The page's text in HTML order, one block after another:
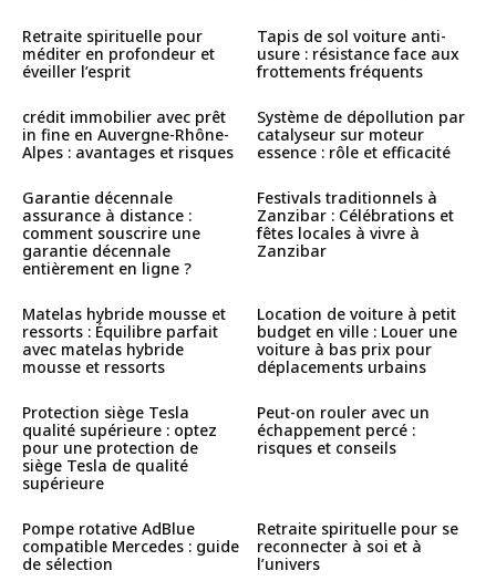
Retraite spirituelle pour
méditer en profondeur et
éveiller l’esprit
Tapis de sol voiture anti-
usure : résistance face aux
frottements fréquents
crédit immobilier avec prêt
in fine en Auvergne-Rhône-
Alpes : avantages et risques
Système de dépollution par
catalyseur sur moteur
essence : rôle et efficacité
Garantie décennale
assurance à distance :
comment souscrire une
garantie décennale
entièrement en ligne ?
Festivals traditionnels à
Zanzibar : Célébrations et
fêtes locales à vivre à
Zanzibar
Matelas hybride mousse et
ressorts : Équilibre parfait
avec matelas hybride
mousse et ressorts
Location de voiture à petit
budget en ville : Louer une
voiture à bas prix pour
déplacements urbains
Protection siège Tesla
qualité supérieure : optez
pour une protection de
siège Tesla de qualité
supérieure
Peut-on rouler avec un
échappement percé :
risques et conseils
Pompe rotative AdBlue
compatible Mercedes : guide
de sélection
Retraite spirituelle pour se
reconnecter à soi et à
l’univers